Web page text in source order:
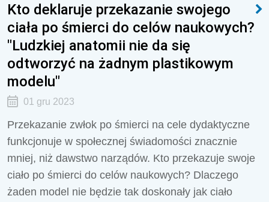
Kto deklaruje przekazanie swojego
ciała po śmierci do celów naukowych?
"Ludzkiej anatomii nie da się
odtworzyć na żadnym plastikowym
modelu"
01 gru 2023
Przekazanie zwłok po śmierci na cele dydaktyczne
funkcjonuje w społecznej świadomości znacznie
mniej, niż dawstwo narządów. Kto przekazuje swoje
ciało po śmierci do celów naukowych? Dlaczego
żaden model nie będzie tak doskonały jak ciało